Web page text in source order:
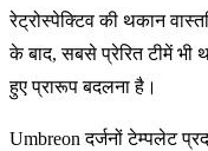
रेट्रोस्पेक्टिव की थकान
के बाद, सबसे प्रेरित टीमें
हुए प्रारूप बदलना है।
Umbreon दर्जनों टेम्पलेट